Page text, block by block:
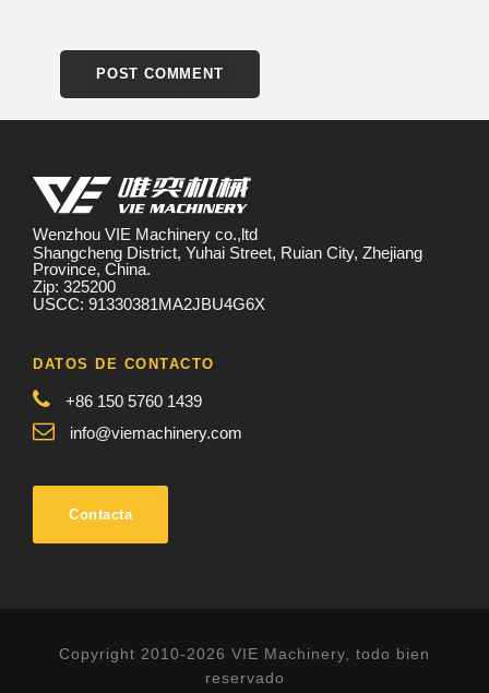
Wenzhou VIE Machinery co.,ltd
Shangcheng District, Yuhai Street, Ruian City, Zhejiang
Province, China.
Zip: 325200
USCC: 91330381MA2JBU4G6X
DATOS DE CONTACTO
+86 150 5760 1439
info@viemachinery.com
Contacta
Copyright 2010-2026 VIE Machinery, todo bien
reservado